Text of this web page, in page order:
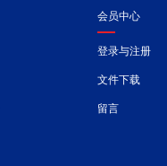
会员中心
登录与注册
文件下载
留言